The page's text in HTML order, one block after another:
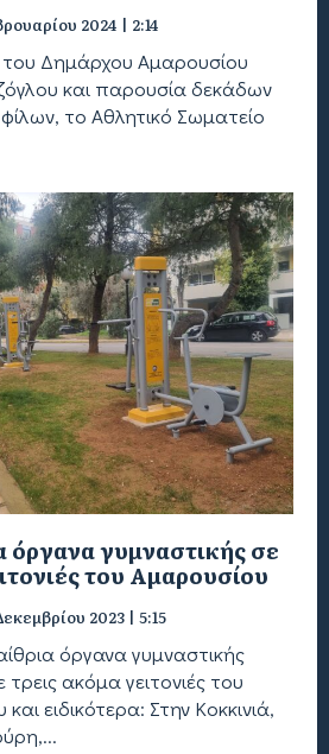
2024 | 2:14
Δημάρχου Αμαρουσίου
και παρουσία δεκάδων
το Αθλητικό Σωματείο
όργανα γυμναστικής σε
του Αμαρουσίου
2023 | 5:15
όργανα γυμναστικής
ακόμα γειτονιές του
Στην Κοκκινιά,